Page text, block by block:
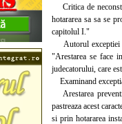
Critica de
hotararea sa sa se
capitolul I."
Autorul exceptiei
"Arestarea se face
judecatorului, care
Examinand
Arestarea
pastreaza acest
si prin hotararea